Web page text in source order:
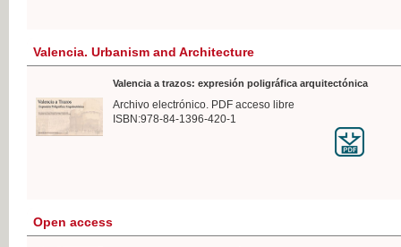
Valencia. Urbanism and Architecture
Valencia a trazos: expresión poligráfica arquitectónica
Archivo electrónico. PDF acceso libre
ISBN:978-84-1396-420-1
Open access